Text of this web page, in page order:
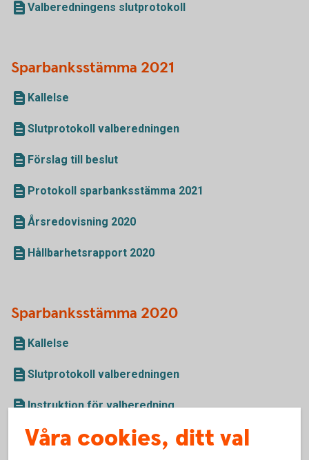
Valberedningens slutprotokoll
Sparbanksstämma 2021
Kallelse
Slutprotokoll valberedningen
Förslag till beslut
Protokoll sparbanksstämma 2021
Årsredovisning 2020
Hållbarhetsrapport 2020
Sparbanksstämma 2020
Kallelse
Slutprotokoll valberedningen
Instruktion för valberedning
Förslag till beslut
Våra cookies, ditt val